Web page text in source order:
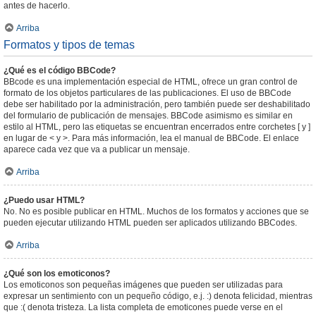
antes de hacerlo.
Arriba
Formatos y tipos de temas
¿Qué es el código BBCode?
BBcode es una implementación especial de HTML, ofrece un gran control de
formato de los objetos particulares de las publicaciones. El uso de BBCode
debe ser habilitado por la administración, pero también puede ser deshabilitado
del formulario de publicación de mensajes. BBCode asimismo es similar en
estilo al HTML, pero las etiquetas se encuentran encerrados entre corchetes [ y ]
en lugar de < y >. Para más información, lea el manual de BBCode. El enlace
aparece cada vez que va a publicar un mensaje.
Arriba
¿Puedo usar HTML?
No. No es posible publicar en HTML. Muchos de los formatos y acciones que se
pueden ejecutar utilizando HTML pueden ser aplicados utilizando BBCodes.
Arriba
¿Qué son los emoticonos?
Los emoticonos son pequeñas imágenes que pueden ser utilizadas para
expresar un sentimiento con un pequeño código, e.j. :) denota felicidad, mientras
que :( denota tristeza. La lista completa de emoticones puede verse en el